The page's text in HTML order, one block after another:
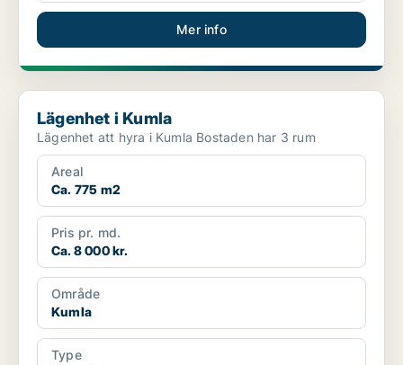
Mer info
Lägenhet i Kumla
Lägenhet i Kumla
Lägenhet att hyra i Kumla Bostaden har 3 rum
Areal
Ca. 775 m2
Pris pr. md.
Ca. 8 000 kr.
Område
Kumla
Type